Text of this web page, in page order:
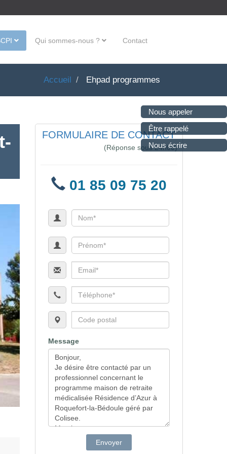
Nous appeler
Être rappelé
Nous écrire
Qui sommes-nous ? Contact
Accueil Ehpad programmes
FORMULAIRE DE CONTACT
(Réponse sous 24h00)
01 85 09 75 20
Message
Envoyer